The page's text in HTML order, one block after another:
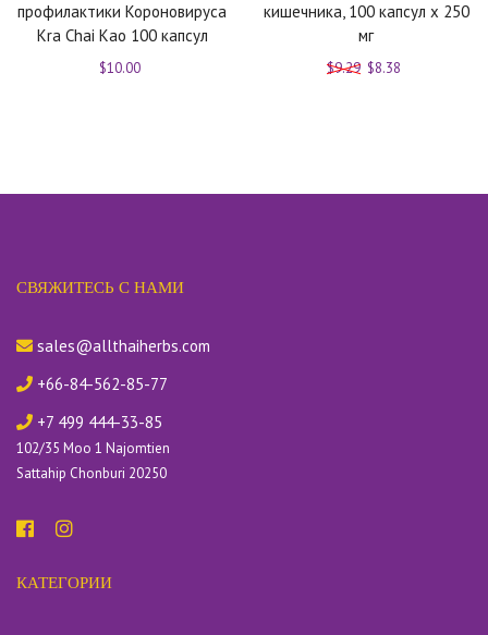
профилактики Короновируса
Kra Chai Kao 100 капсул
$10.00
кишечника, 100 капсул x 250
мг
$9.29 $8.38
СВЯЖИТЕСЬ С НАМИ
sales@allthaiherbs.com
+66-84-562-85-77
+7 499 444-33-85
102/35 Moo 1 Najomtien
Sattahip Chonburi 20250
КАТЕГОРИИ